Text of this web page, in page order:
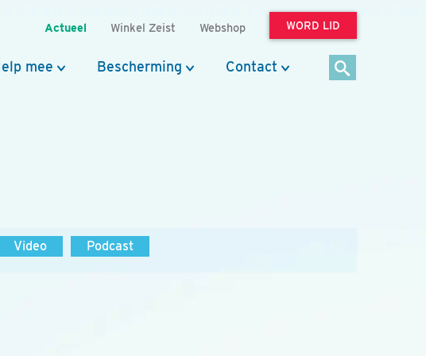
Actueel Winkel Zeist Webshop WORD LID
mee Bescherming Contact
Video Podcast